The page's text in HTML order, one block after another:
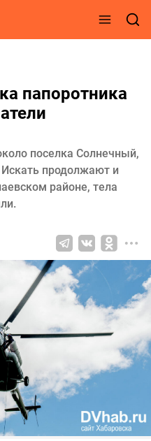
папоротника
поселка Солнечный,
продолжают и
районе, тела